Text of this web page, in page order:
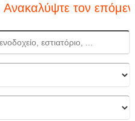
Ανακαλύψτε τον